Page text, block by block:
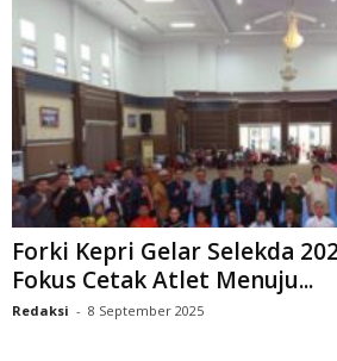
Forki Kepri Gelar Selekda
Fokus Cetak Atlet Menuju...
Redaksi - 8 September 2025